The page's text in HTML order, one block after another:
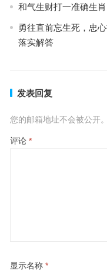
和气生财打一准确生
勇往直前忘生死，忠
落实解答
发表回复
您的邮箱地址不会被公开。
评论 *
显示名称 *